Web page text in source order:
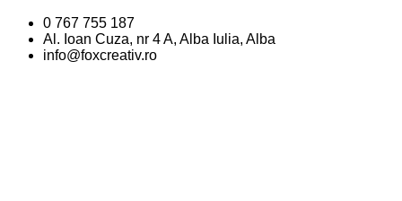
0 767 755 187
Al. Ioan Cuza, nr 4 A, Alba Iulia, Alba
info@foxcreativ.ro